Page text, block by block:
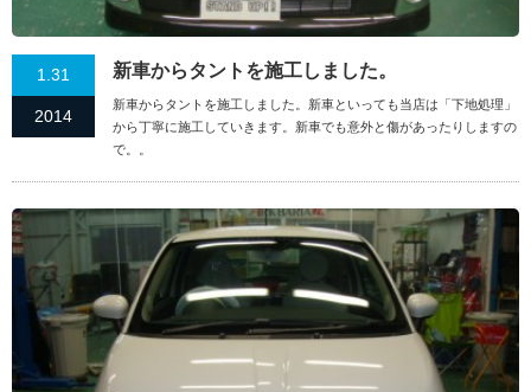
1.31
2014
新車からタントを施工しました。
新車からタントを施工しました。新車といっても当店は「下地処理」
から丁寧に施工していきます。新車でも意外と傷があったりしますの
で。。